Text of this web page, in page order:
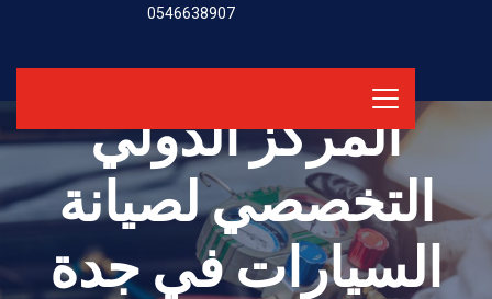
0546638907
المركز الدولي
التخصصي لصيانة
السيارات في جدة